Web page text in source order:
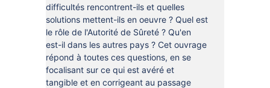
difficultés rencontrent-ils et quelles
solutions mettent-ils en oeuvre ? Quel est
le rôle de l'Autorité de Sûreté ? Qu'en
est-il dans les autres pays ? Cet ouvrage
répond à toutes ces questions, en se
focalisant sur ce qui est avéré et
tangible et en corrigeant au passage